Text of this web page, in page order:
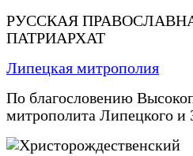
РУССКАЯ
ПАТРИАРХАТ
Липецкая митрополия
По благословению
митрополита Липецкого и